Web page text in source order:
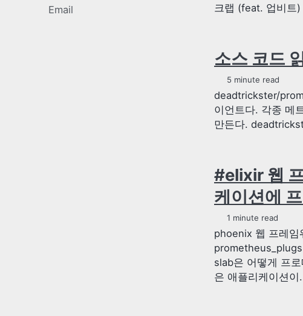
Email
크랩 (feat. 업비트
소스 코드
5 minute read
deadtrickster/
이언트다. 각종 메
만든다.
#elixir 웹
케이션에
1 minute read
phoenix 웹 프레임
slab은 어떻게 프
은 애플리케이션이